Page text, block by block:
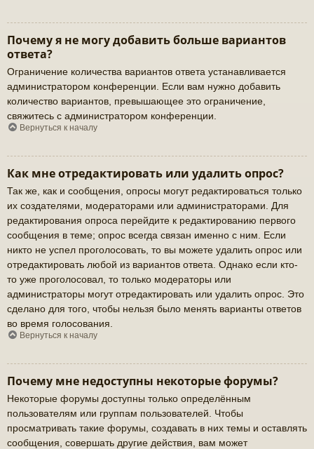
Почему я не могу добавить больше вариантов
ответа?
Ограничение количества вариантов ответа устанавливается
администратором конференции. Если вам нужно добавить
количество вариантов, превышающее это ограничение,
свяжитесь с администратором конференции.
Вернуться к началу
Как мне отредактировать или удалить опрос?
Так же, как и сообщения, опросы могут редактироваться только
их создателями, модераторами или администраторами. Для
редактирования опроса перейдите к редактированию первого
сообщения в теме; опрос всегда связан именно с ним. Если
никто не успел проголосовать, то вы можете удалить опрос или
отредактировать любой из вариантов ответа. Однако если кто-
то уже проголосовал, то только модераторы или
администраторы могут отредактировать или удалить опрос. Это
сделано для того, чтобы нельзя было менять варианты ответов
во время голосования.
Вернуться к началу
Почему мне недоступны некоторые форумы?
Некоторые форумы доступны только определённым
пользователям или группам пользователей. Чтобы
просматривать такие форумы, создавать в них темы и оставлять
сообщения, совершать другие действия, вам может